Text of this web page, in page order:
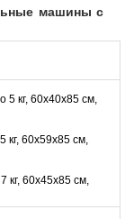
машины с
5 кг, 60х40х85 см,
кг, 60х59х85 см,
кг, 60х45х85 см,